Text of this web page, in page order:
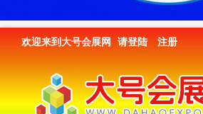
欢迎来到大号会展网 请登陆 注册